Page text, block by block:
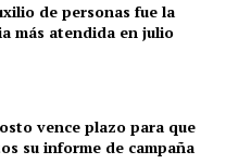
de personas fue la
más atendida en julio
vence plazo para que
su informe de campaña